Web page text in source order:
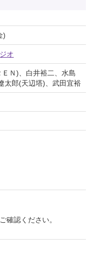
)
オ
Ｎ)、白井裕二、水島
太郎(天辺塔)、武田宜裕
確認ください。